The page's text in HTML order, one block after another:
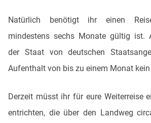
Natürlich benötigt ihr einen
mindestens sechs Monate gültig ist.
der Staat von deutschen
Aufenthalt von bis zu einem Monat
Derzeit müsst ihr für eure Weiterreise
entrichten, die über den Landweg